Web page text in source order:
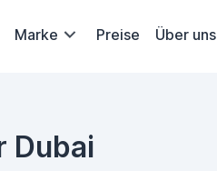
Marke Preise Über uns
Dubai